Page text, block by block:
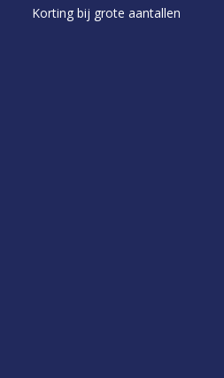
Korting bij grote aantallen